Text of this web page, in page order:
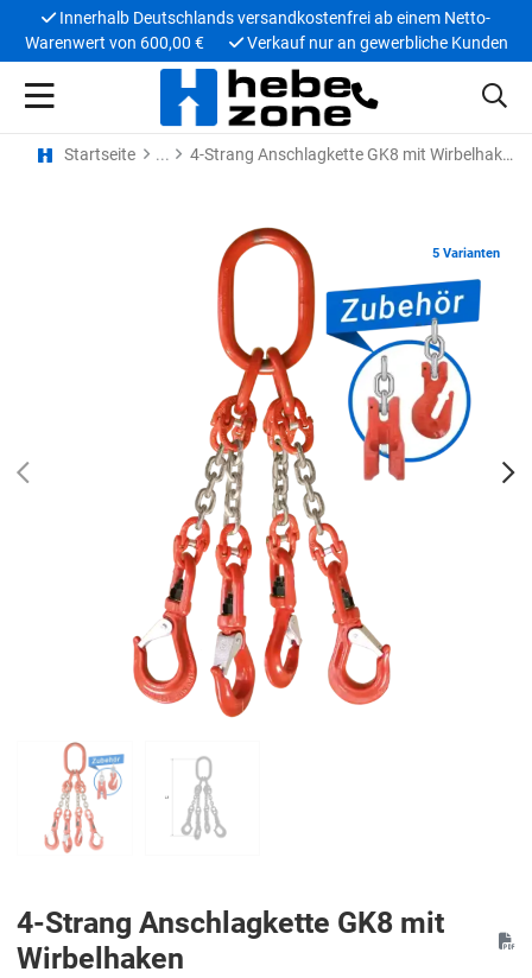
Innerhalb Deutschlands versandkostenfrei ab einem Netto-
Warenwert von 600,00 €
Verkauf nur an gewerbliche Kunden
Startseite 4-Strang Anschlagkette GK8 mit Wirbelhaken
5 Varianten
4-Strang Anschlagkette GK8 mit
Wirbelhaken